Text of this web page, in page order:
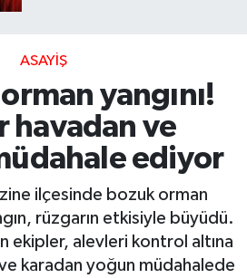
ASAYIŞ
yangını!
havadan ve
ediyor
ilçesinde bozuk orman
rüzgarın etkisiyle büyüdü.
ekipler, alevleri kontrol altına
karadan yoğun müdahalede